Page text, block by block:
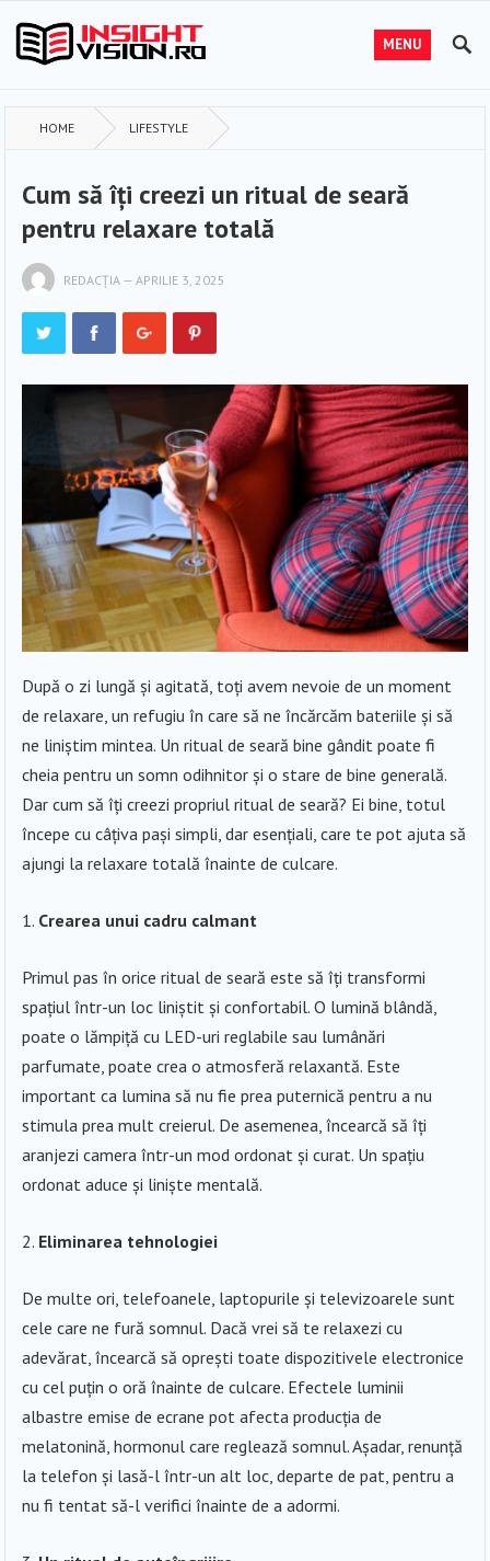
MENU
HOME LIFESTYLE
Cum să îți creezi un ritual de seară
pentru relaxare totală
REDACȚIA —APRILIE 3, 2025
După o zi lungă și agitată, toți avem nevoie de un moment
de relaxare, un refugiu în care să ne încărcăm bateriile și să
ne liniștim mintea. Un ritual de seară bine gândit poate fi
cheia pentru un somn odihnitor și o stare de bine generală.
Dar cum să îți creezi propriul ritual de seară? Ei bine, totul
începe cu câțiva pași simpli, dar esențiali, care te pot ajuta să
ajungi la relaxare totală înainte de culcare.
Crearea unui cadru calmant
Primul pas în orice ritual de seară este să îți transformi
spațiul într-un loc liniștit și confortabil. O lumină blândă,
poate o lămpiță cu LED-uri reglabile sau lumânări
parfumate, poate crea o atmosferă relaxantă. Este
important ca lumina să nu fie prea puternică pentru a nu
stimula prea mult creierul. De asemenea, încearcă să îți
aranjezi camera într-un mod ordonat și curat. Un spațiu
ordonat aduce și liniște mentală.
Eliminarea tehnologiei
De multe ori, telefoanele, laptopurile și televizoarele sunt
cele care ne fură somnul. Dacă vrei să te relaxezi cu
adevărat, încearcă să oprești toate dispozitivele electronice
cu cel puțin o oră înainte de culcare. Efectele luminii
albastre emise de ecrane pot afecta producția de
melatonină, hormonul care reglează somnul. Așadar, renunță
la telefon și lasă-l într-un alt loc, departe de pat, pentru a
nu fi tentat să-l verifici înainte de a adormi.